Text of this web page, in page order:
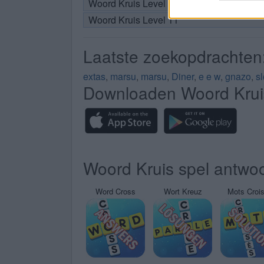
Woord Kruis Level 10
Woord Kruis Level 11
Laatste
extas, marsu, marsu, Diner, e e w, gnazo,
Downloaden Woord
Woord Kruis spel
Word Cross Wort Kreuz Mots